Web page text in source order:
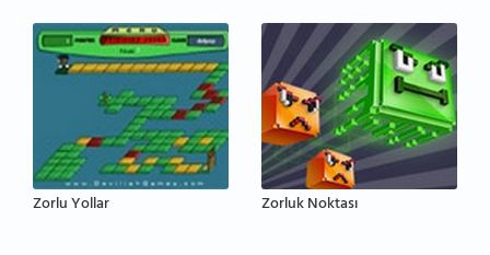
Zorlu Yollar Zorluk Noktası